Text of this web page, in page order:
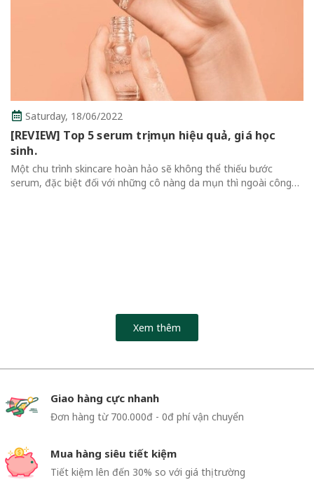
giá học
thiếu bước
thì ngoài công
Review Top 7 Mascara Chống Lem
Không Thể Bỏ Qua
Xem thêm
Giao hàng cực nhanh
Đơn hàng từ 700.000đ - 0đ phí vận chuyển
Mua hàng siêu tiết kiệm
Tiết kiệm lên đến 30% so với giá thị trường